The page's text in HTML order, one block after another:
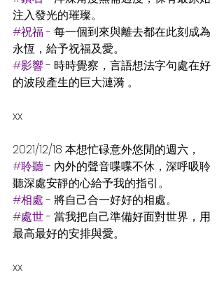
注入發光的璀璨。
#祝福 - 每一個到來與離去都在此刻成為
永恆，給予祝福及愛。
#影響 - 時時覺察，言語想法字句處在好
的波段產生的巨大漣漪 。
xx
2021/12/18 本想忙碌意外悠閒的週六，
#聆聽 - 內外的聲音喋喋不休，深呼吸聆
聽深處安靜的心給予我的指引。
#相處 - 將自己合一好好的相處。
#處世 - 當我把自己準備好面對世界，用
最高最好的安排與愛。
xx